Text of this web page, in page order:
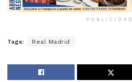
PUBLICIDAD
Tags: Real Madrid